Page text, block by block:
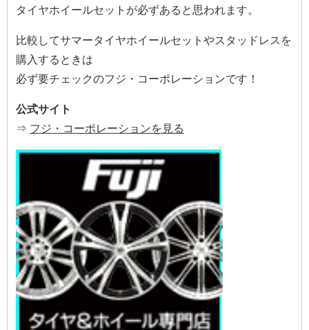
タイヤホイールセットが必ずあると思われます。
比較してサマータイヤホイールセットやスタッドレスを
購入するときは
必ず要チェックのフジ・コーポレーションです！
公式サイト
⇒ フジ・コーポレーションを見る